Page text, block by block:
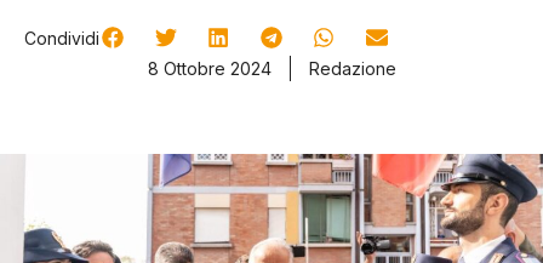
Condividi
8 Ottobre 2024
Redazione